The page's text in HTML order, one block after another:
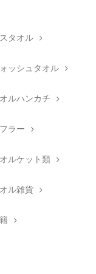
タオル
ッシュタオル
ルハンカチ
ラー
ルケット類
ル雑貨